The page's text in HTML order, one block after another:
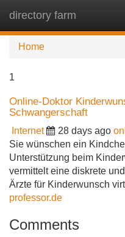
directory farm
Home
1
Online-Doktor
Schwangerschaft
Internet 28 days ago
Sie wünschen ein
Unterstützung beim
vermittelt eine diskrete
Ärzte für Kinderwunsch
professor.de
Comments